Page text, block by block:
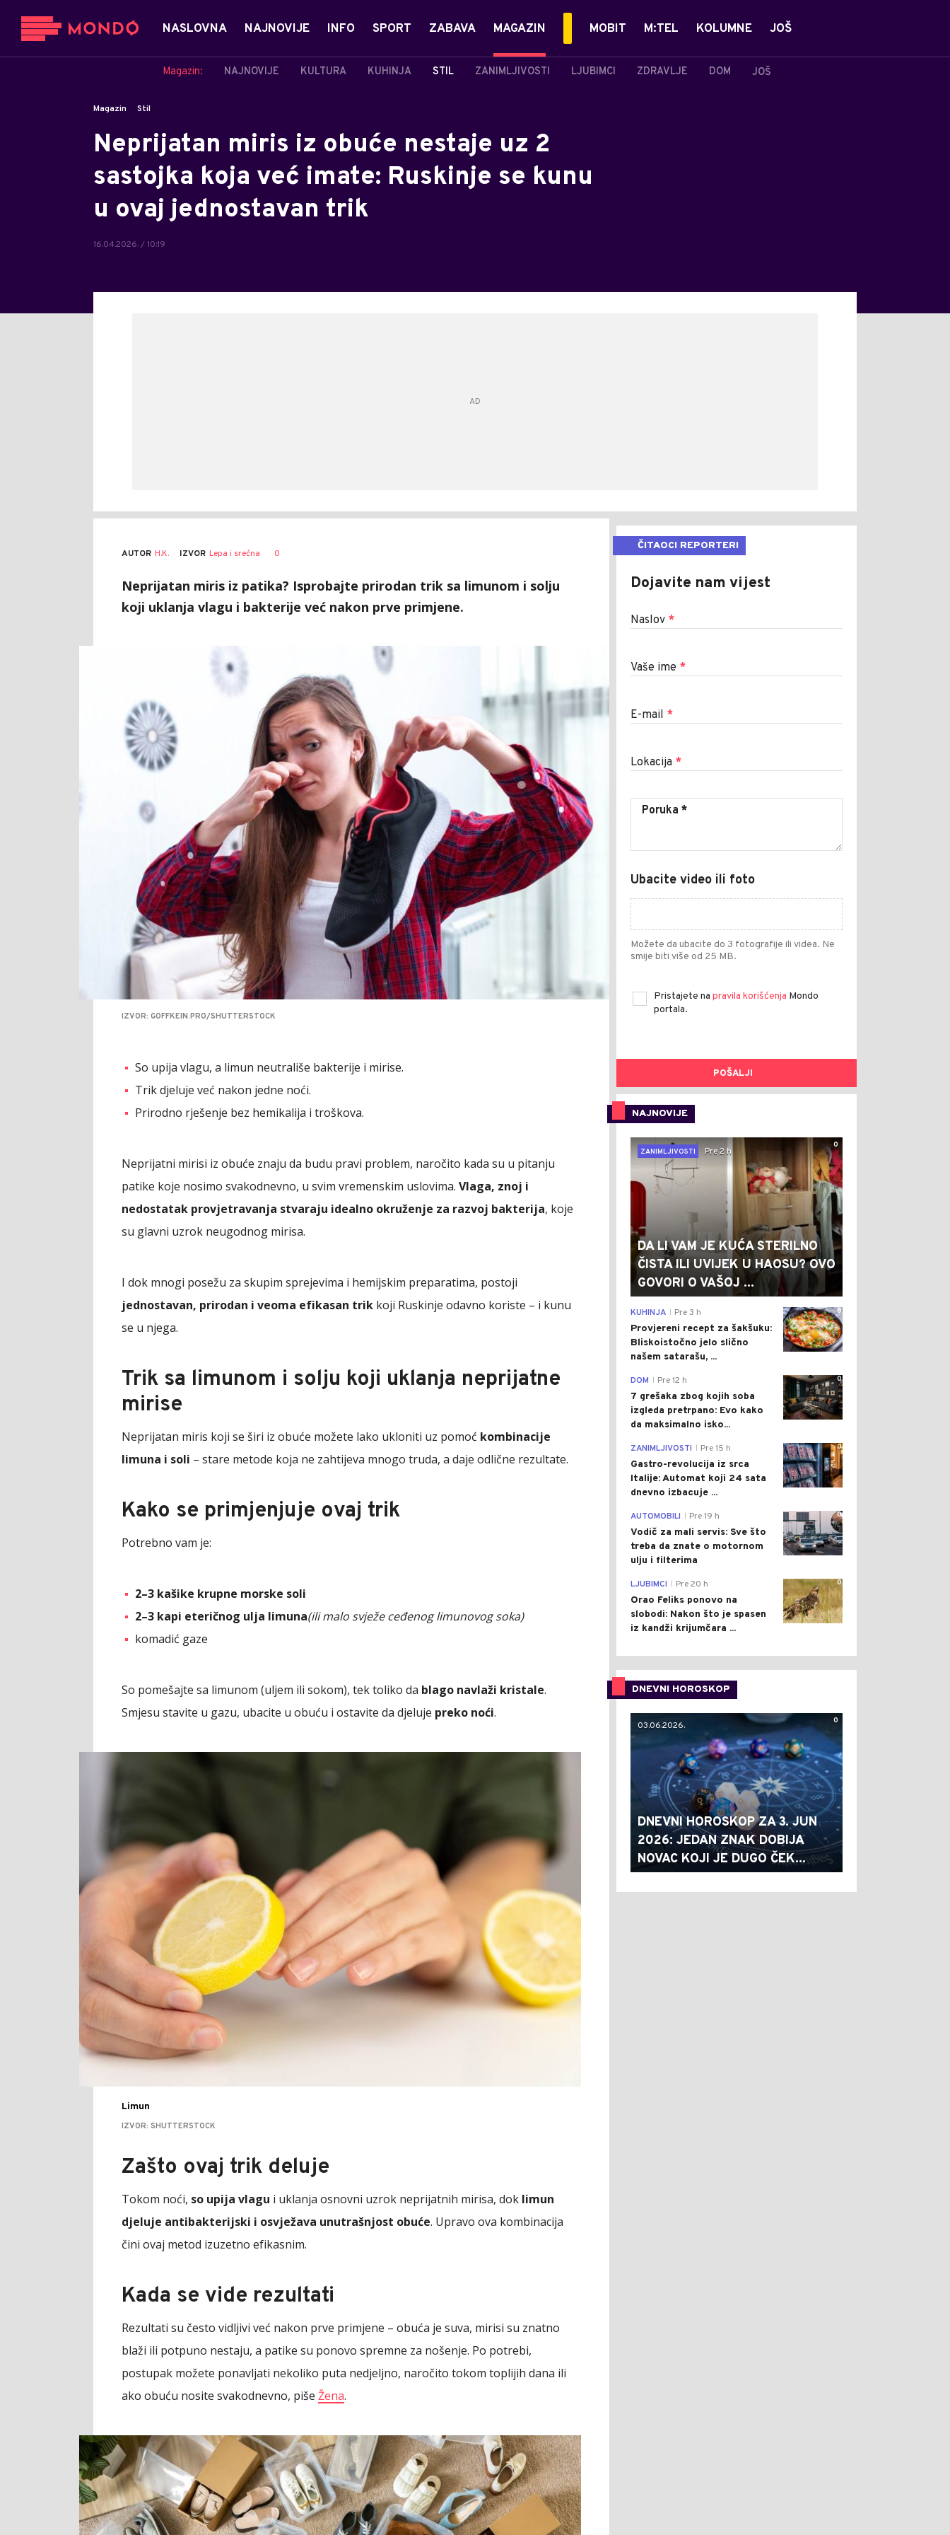
NASLOVNA NAJNOVIJE INFO SPORT ZABAVA MAGAZIN
Magazin: NAJNOVIJE KULTURA KUHINJA STIL ZANIMLJIVOSTI LJUBIMCI ZDRAVLJE DOM JOŠ
MOBIT M:TEL KOLUMNE JOŠ
Magazin Stil
Neprijatan miris iz obuće nestaje uz 2
sastojka koja već imate: Ruskinje se kunu
u ovaj jednostavan trik
16.04.2026. / 10:19
AUTOR H.K. IZVOR Lepa i srećna 0
Neprijatan miris iz patika? Isprobajte prirodan trik sa limunom i solju
koji uklanja vlagu i bakterije već nakon prve primjene.
IZVOR: GOFFKEIN.PRO/SHUTTERSTOCK
So upija vlagu, a limun neutrališe bakterije i mirise.
Trik djeluje već nakon jedne noći.
Prirodno rješenje bez hemikalija i troškova.
Neprijatni mirisi iz obuće znaju da budu pravi problem, naročito kada su u pitanju
patike koje nosimo svakodnevno, u svim vremenskim uslovima. Vlaga, znoj i
nedostatak provjetravanja stvaraju idealno okruženje za razvoj bakterija, koje
su glavni uzrok neugodnog mirisa.
I dok mnogi posežu za skupim sprejevima i hemijskim preparatima, postoji
jednostavan, prirodan i veoma efikasan trik koji Ruskinje odavno koriste – i kunu
se u njega.
Trik sa limunom i solju koji uklanja neprijatne
mirise
Neprijatan miris koji se širi iz obuće možete lako ukloniti uz pomoć kombinacije
limuna i soli – stare metode koja ne zahtijeva mnogo truda, a daje odlične rezultate.
Kako se primjenjuje ovaj trik
Potrebno vam je:
2–3 kašike krupne morske soli
2–3 kapi eteričnog ulja limuna(ili malo svježe ceđenog limunovog soka)
komadić gaze
So pomešajte sa limunom (uljem ili sokom), tek toliko da blago navlaži kristale.
Smjesu stavite u gazu, ubacite u obuću i ostavite da djeluje preko noći.
Limun
IZVOR: SHUTTERSTOCK
Zašto ovaj trik deluje
Tokom noći, so upija vlagu i uklanja osnovni uzrok neprijatnih mirisa, dok limun
djeluje antibakterijski i osvježava unutrašnjost obuće. Upravo ova kombinacija
čini ovaj metod izuzetno efikasnim.
Kada se vide rezultati
Rezultati su često vidljivi već nakon prve primjene – obuća je suva, mirisi su znatno
blaži ili potpuno nestaju, a patike su ponovo spremne za nošenje. Po potrebi,
postupak možete ponavljati nekoliko puta nedjeljno, naročito tokom toplijih dana ili
ako obuću nosite svakodnevno, piše Žena.
ČITAOCI REPORTERI
Dojavite nam vijest
Naslov *
Vaše ime *
E-mail *
Lokacija *
Ubacite video ili foto
Možete da ubacite do 3 fotografije ili videa. Ne
smije biti više od 25 MB.
Pristajete na pravila korišćenja Mondo
portala.
POŠALJI
NAJNOVIJE
0
ZANIMLJIVOSTI
Pre 2 h
DA LI VAM JE KUĆA STERILNO
ČISTA ILI UVIJEK U HAOSU? OVO
GOVORI O VAŠOJ ...
0
KUHINJA Pre 3 h
Provjereni recept za šakšuku:
Bliskoistočno jelo slično
našem satarašu, ...
0
DOM Pre 12 h
7 grešaka zbog kojih soba
izgleda pretrpano: Evo kako
da maksimalno isko...
0
ZANIMLJIVOSTI Pre 15 h
Gastro-revolucija iz srca
Italije: Automat koji 24 sata
dnevno izbacuje ...
0
AUTOMOBILI Pre 19 h
Vodič za mali servis: Sve što
treba da znate o motornom
ulju i filterima
0
LJUBIMCI Pre 20 h
Orao Feliks ponovo na
slobodi: Nakon što je spasen
iz kandži krijumčara ...
DNEVNI HOROSKOP
0
03.06.2026.
DNEVNI HOROSKOP ZA 3. JUN
2026: JEDAN ZNAK DOBIJA
NOVAC KOJI JE DUGO ČEK...